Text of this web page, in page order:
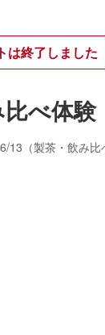
は終了しました
べ体験
（製茶・飲み